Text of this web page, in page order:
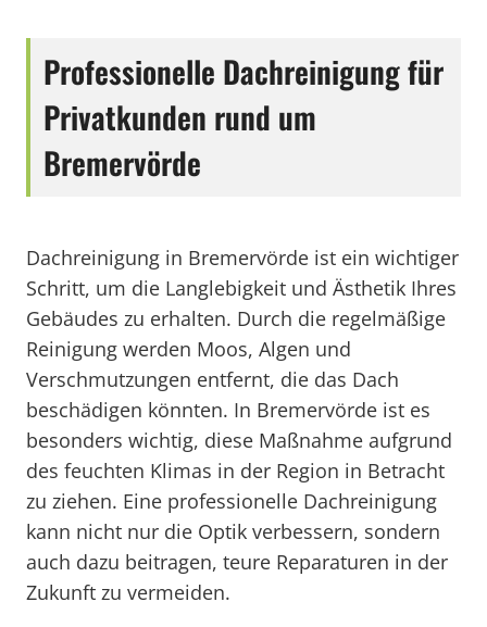
Professionelle Dachreinigung für
Privatkunden rund um
Bremervörde
Dachreinigung in Bremervörde ist ein wichtiger
Schritt, um die Langlebigkeit und Ästhetik Ihres
Gebäudes zu erhalten. Durch die regelmäßige
Reinigung werden Moos, Algen und
Verschmutzungen entfernt, die das Dach
beschädigen könnten. In Bremervörde ist es
besonders wichtig, diese Maßnahme aufgrund
des feuchten Klimas in der Region in Betracht
zu ziehen. Eine professionelle Dachreinigung
kann nicht nur die Optik verbessern, sondern
auch dazu beitragen, teure Reparaturen in der
Zukunft zu vermeiden.